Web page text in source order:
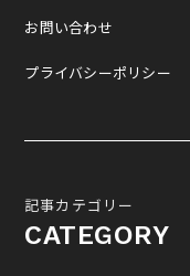
お問い合わせ
プライバシーポリシー
記事カテゴリー
CATEGORY